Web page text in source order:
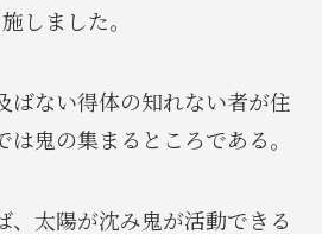
しました。
ばない得体の知れない者が住
鬼の集まるところである。
、太陽が沈み鬼が活動できる